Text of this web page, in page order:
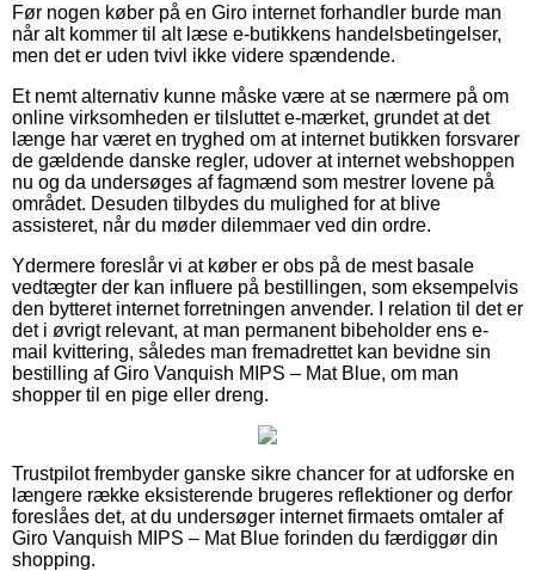
Før nogen køber på en Giro internet forhandler burde man
når alt kommer til alt læse e-butikkens handelsbetingelser,
men det er uden tvivl ikke videre spændende.
Et nemt alternativ kunne måske være at se nærmere på om
online virksomheden er tilsluttet e-mærket, grundet at det
længe har været en tryghed om at internet butikken forsvarer
de gældende danske regler, udover at internet webshoppen
nu og da undersøges af fagmænd som mestrer lovene på
området. Desuden tilbydes du mulighed for at blive
assisteret, når du møder dilemmaer ved din ordre.
Ydermere foreslår vi at køber er obs på de mest basale
vedtægter der kan influere på bestillingen, som eksempelvis
den bytteret internet forretningen anvender. I relation til det er
det i øvrigt relevant, at man permanent bibeholder ens e-
mail kvittering, således man fremadrettet kan bevidne sin
bestilling af Giro Vanquish MIPS – Mat Blue, om man
shopper til en pige eller dreng.
Trustpilot frembyder ganske sikre chancer for at udforske en
længere række eksisterende brugeres reflektioner og derfor
foreslåes det, at du undersøger internet firmaets omtaler af
Giro Vanquish MIPS – Mat Blue forinden du færdiggør din
shopping.